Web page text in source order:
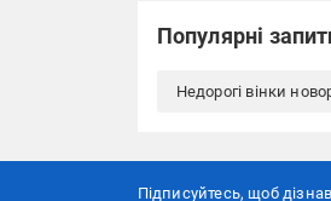
Популярні
Недорогі вінки
Підписуйтесь, щоб